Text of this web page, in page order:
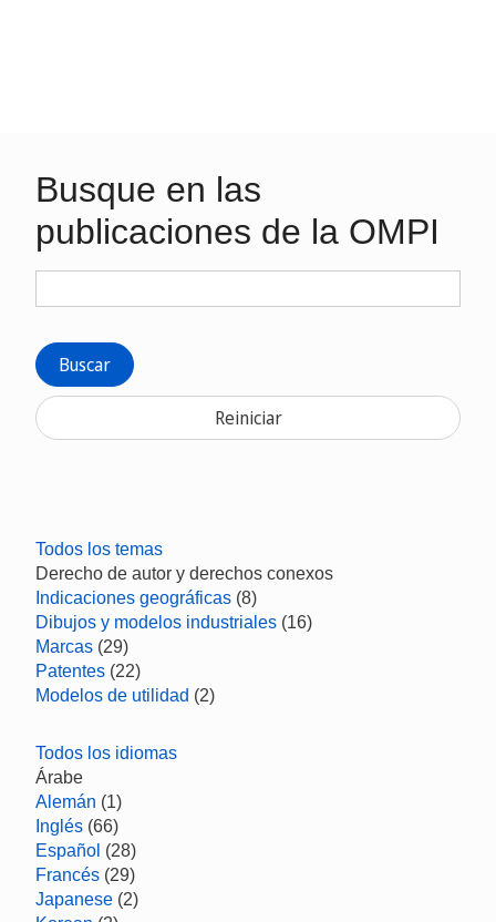
Busque en las
publicaciones de la OMPI
Buscar
Reiniciar
Todos los temas
Derecho de autor y derechos conexos
Indicaciones geográficas (8)
Dibujos y modelos industriales (16)
Marcas (29)
Patentes (22)
Modelos de utilidad (2)
Todos los idiomas
Árabe
Alemán (1)
Inglés (66)
Español (28)
Francés (29)
Japanese (2)